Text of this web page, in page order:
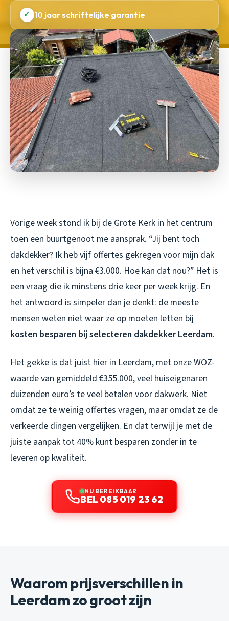
✓ 10 jaar schriftelijke garantie
Vorige week stond ik bij de Grote Kerk in het centrum
toen een buurtgenoot me aansprak. “Jij bent toch
dakdekker? Ik heb vijf offertes gekregen voor mijn dak
en het verschil is bijna €3.000. Hoe kan dat nou?” Het is
een vraag die ik minstens drie keer per week krijg. En
het antwoord is simpeler dan je denkt: de meeste
mensen weten niet waar ze op moeten letten bij
kosten besparen bij selecteren dakdekker Leerdam.
Het gekke is dat juist hier in Leerdam, met onze WOZ-
waarde van gemiddeld €355.000, veel huiseigenaren
duizenden euro’s te veel betalen voor dakwerk. Niet
omdat ze te weinig offertes vragen, maar omdat ze de
verkeerde dingen vergelijken. En dat terwijl je met de
juiste aanpak tot 40% kunt besparen zonder in te
leveren op kwaliteit.
NU BEREIKBAAR
BEL 085 019 23 62
Waarom prijsverschillen in
Leerdam zo groot zijn